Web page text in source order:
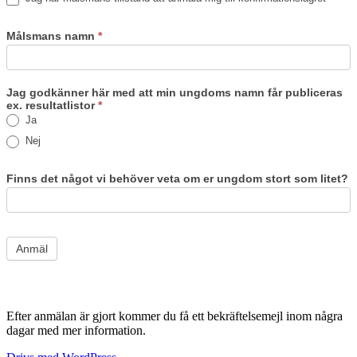
Målsmans namn *
Jag godkänner här med att min ungdoms namn får publiceras
ex. resultatlistor*
Ja
Nej
Finns det något vi behöver veta om er ungdom stort som litet?
Anmäl
Efter anmälan är gjort kommer du få ett bekräftelsemejl inom några
dagar med mer information.